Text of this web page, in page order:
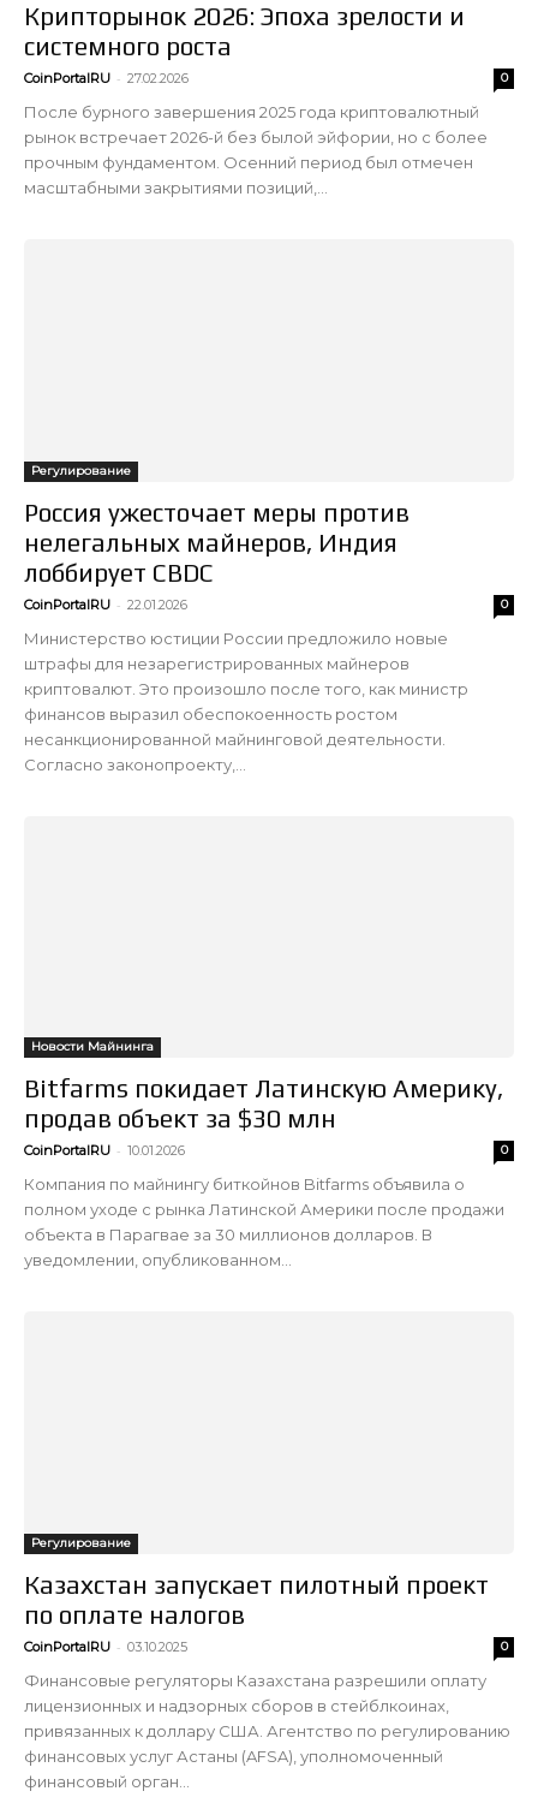
Крипторынок 2026: Эпоха зрелости и
системного роста
CoinPortalRU - 27.02.2026 0
После бурного завершения 2025 года криптовалютный
рынок встречает 2026-й без былой эйфории, но с более
прочным фундаментом. Осенний период был отмечен
масштабными закрытиями позиций,...
Регулирование
Россия ужесточает меры против
нелегальных майнеров, Индия
лоббирует CBDC
CoinPortalRU - 22.01.2026 0
Министерство юстиции России предложило новые
штрафы для незарегистрированных майнеров
криптовалют. Это произошло после того, как министр
финансов выразил обеспокоенность ростом
несанкционированной майнинговой деятельности.
Согласно законопроекту,...
Новости Майнинга
Bitfarms покидает Латинскую Америку,
продав объект за $30 млн
CoinPortalRU - 10.01.2026 0
Компания по майнингу биткойнов Bitfarms объявила о
полном уходе с рынка Латинской Америки после продажи
объекта в Парагвае за 30 миллионов долларов. В
уведомлении, опубликованном...
Регулирование
Казахстан запускает пилотный проект
по оплате налогов
CoinPortalRU - 03.10.2025 0
Финансовые регуляторы Казахстана разрешили оплату
лицензионных и надзорных сборов в стейблкоинах,
привязанных к доллару США. Агентство по регулированию
финансовых услуг Астаны (AFSA), уполномоченный
финансовый орган...